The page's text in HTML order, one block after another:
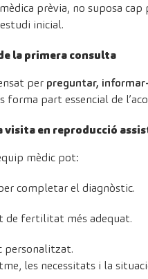
prèvia, no suposa cap
inicial.
la primera consulta
per preguntar,
part essencial de
visita en reproducció
mèdic pot:
completar el diagnòstic.
de fertilitat més adequat.
personalitzat.
les necessitats i la